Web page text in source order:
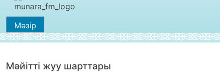
Мәзір
Мәйiттi жуу шарттары